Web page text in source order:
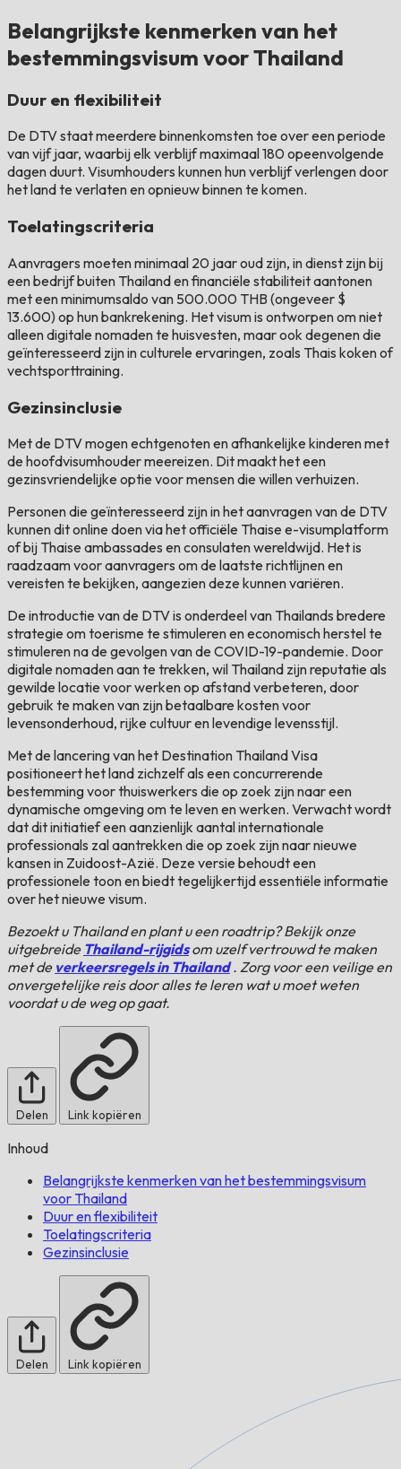
Belangrijkste kenmerken van het
bestemmingsvisum voor Thailand
Duur en flexibiliteit
De DTV staat meerdere binnenkomsten toe over een periode
van vijf jaar, waarbij elk verblijf maximaal 180 opeenvolgende
dagen duurt. Visumhouders kunnen hun verblijf verlengen door
het land te verlaten en opnieuw binnen te komen.
Toelatingscriteria
Aanvragers moeten minimaal 20 jaar oud zijn, in dienst zijn bij
een bedrijf buiten Thailand en financiële stabiliteit aantonen
met een minimumsaldo van 500.000 THB (ongeveer $
13.600) op hun bankrekening. Het visum is ontworpen om niet
alleen digitale nomaden te huisvesten, maar ook degenen die
geïnteresseerd zijn in culturele ervaringen, zoals Thais koken of
vechtsporttraining.
Gezinsinclusie
Met de DTV mogen echtgenoten en afhankelijke kinderen met
de hoofdvisumhouder meereizen. Dit maakt het een
gezinsvriendelijke optie voor mensen die willen verhuizen.
Personen die geïnteresseerd zijn in het aanvragen van de DTV
kunnen dit online doen via het officiële Thaise e-visumplatform
of bij Thaise ambassades en consulaten wereldwijd. Het is
raadzaam voor aanvragers om de laatste richtlijnen en
vereisten te bekijken, aangezien deze kunnen variëren.
De introductie van de DTV is onderdeel van Thailands bredere
strategie om toerisme te stimuleren en economisch herstel te
stimuleren na de gevolgen van de COVID-19-pandemie. Door
digitale nomaden aan te trekken, wil Thailand zijn reputatie als
gewilde locatie voor werken op afstand verbeteren, door
gebruik te maken van zijn betaalbare kosten voor
levensonderhoud, rijke cultuur en levendige levensstijl.
Met de lancering van het Destination Thailand Visa
positioneert het land zichzelf als een concurrerende
bestemming voor thuiswerkers die op zoek zijn naar een
dynamische omgeving om te leven en werken. Verwacht wordt
dat dit initiatief een aanzienlijk aantal internationale
professionals zal aantrekken die op zoek zijn naar nieuwe
kansen in Zuidoost-Azië. Deze versie behoudt een
professionele toon en biedt tegelijkertijd essentiële informatie
over het nieuwe visum.
Bezoekt u Thailand en plant u een roadtrip? Bekijk onze
uitgebreide Thailand-rijgids om uzelf vertrouwd te maken
met de verkeersregels in Thailand . Zorg voor een veilige en
onvergetelijke reis door alles te leren wat u moet weten
voordat u de weg op gaat.
Delen Link kopiëren
Inhoud
Belangrijkste kenmerken van het bestemmingsvisum
voor Thailand
Duur en flexibiliteit
Toelatingscriteria
Gezinsinclusie
Delen Link kopiëren